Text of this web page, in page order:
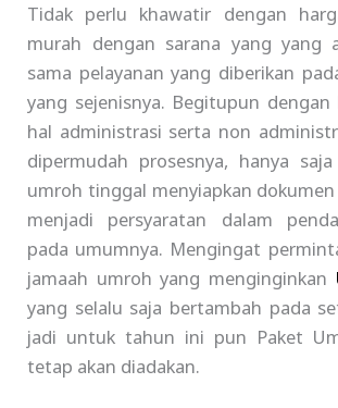
Tidak perlu khawatir dengan
murah dengan sarana yang yang
sama pelayanan yang diberikan
yang sejenisnya. Begitupun dengan
hal administrasi serta non
dipermudah prosesnya, hanya
umroh tinggal menyiapkan
menjadi persyaratan dalam
pada umumnya. Mengingat
jamaah umroh yang menginginkan
yang selalu saja bertambah pada
jadi untuk tahun ini pun Paket
tetap akan diadakan.